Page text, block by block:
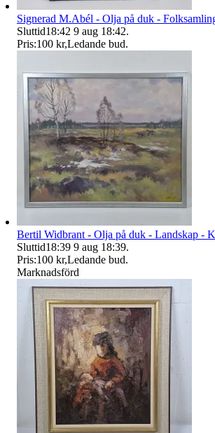
Signerad M.Abél - Olja på duk -
Sluttid18:42 9 aug 18:42.
Pris:100 kr,Ledande bud.
Bertil Widbrant - Olja på duk - Landskap -
Sluttid18:39 9 aug 18:39.
Pris:100 kr,Ledande bud.
Marknadsförd